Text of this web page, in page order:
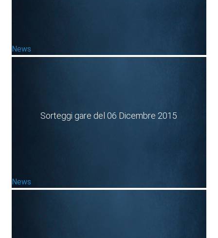
News
Sorteggi gare del 06 Dicembre 2015
News